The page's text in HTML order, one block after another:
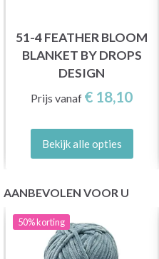
51-4 FEATHER BLOOM
BLANKET BY DROPS
DESIGN
Prijs vanaf € 18,10
Bekijk alle opties
AANBEVOLEN VOOR U
50%korting